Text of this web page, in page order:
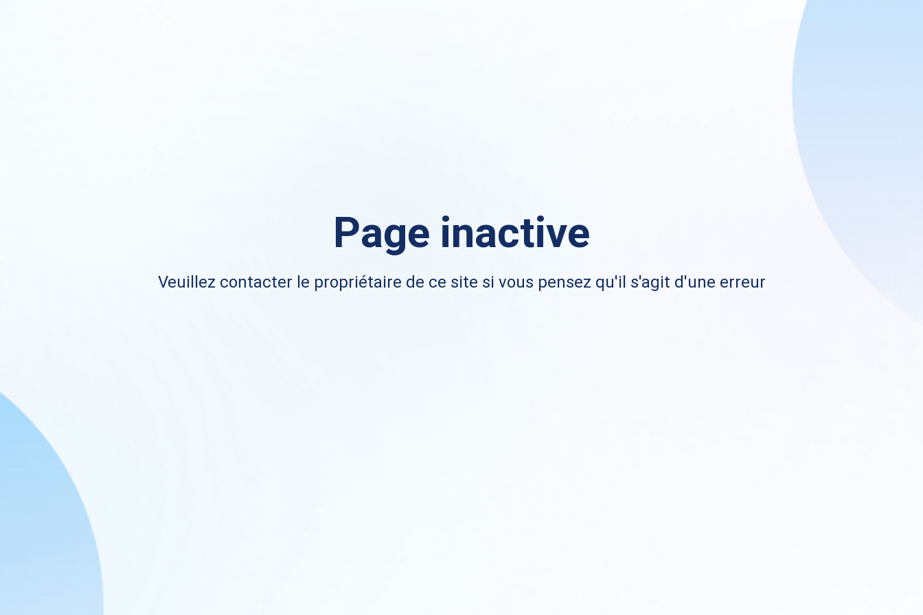
Page inactive
Veuillez contacter le propriétaire de ce site si vous pensez qu'il s'agit d'une erreur